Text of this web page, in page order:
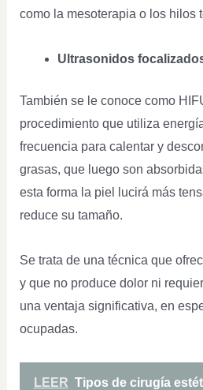
como la mesoterapia o los hilos
Ultrasonidos
También se le conoce como
procedimiento que utiliza
frecuencia para calentar y
grasas, que luego son
esta forma la piel lucirá más
reduce su tamaño.
Se trata de una técnica que
y que no produce dolor ni
una ventaja significativa, en
ocupadas.
LEER Tipos de cirugía